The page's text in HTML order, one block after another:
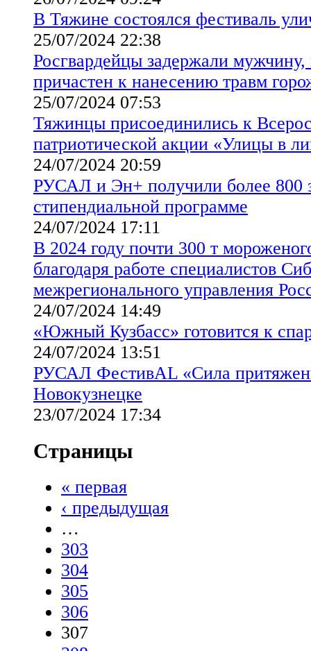
В Тяжине состоялся фестиваль
25/07/2024 22:38
Росгвардейцы задержали
причастен к нанесению травм
25/07/2024 07:53
Тяжинцы присоединились к
патриотической акции «Улицы в
24/07/2024 20:59
РУСАЛ и Эн+ получили более 800
стипендиальной программе
24/07/2024 17:11
В 2024 году почти 300 т
благодаря работе специалистов
межрегионального управления
24/07/2024 14:49
«Южный Кузбасс» готовится к
24/07/2024 13:51
РУСАЛ ФестивAL «Сила
Новокузнецке
23/07/2024 17:34
Страницы
« первая
‹ предыдущая
…
303
304
305
306
307